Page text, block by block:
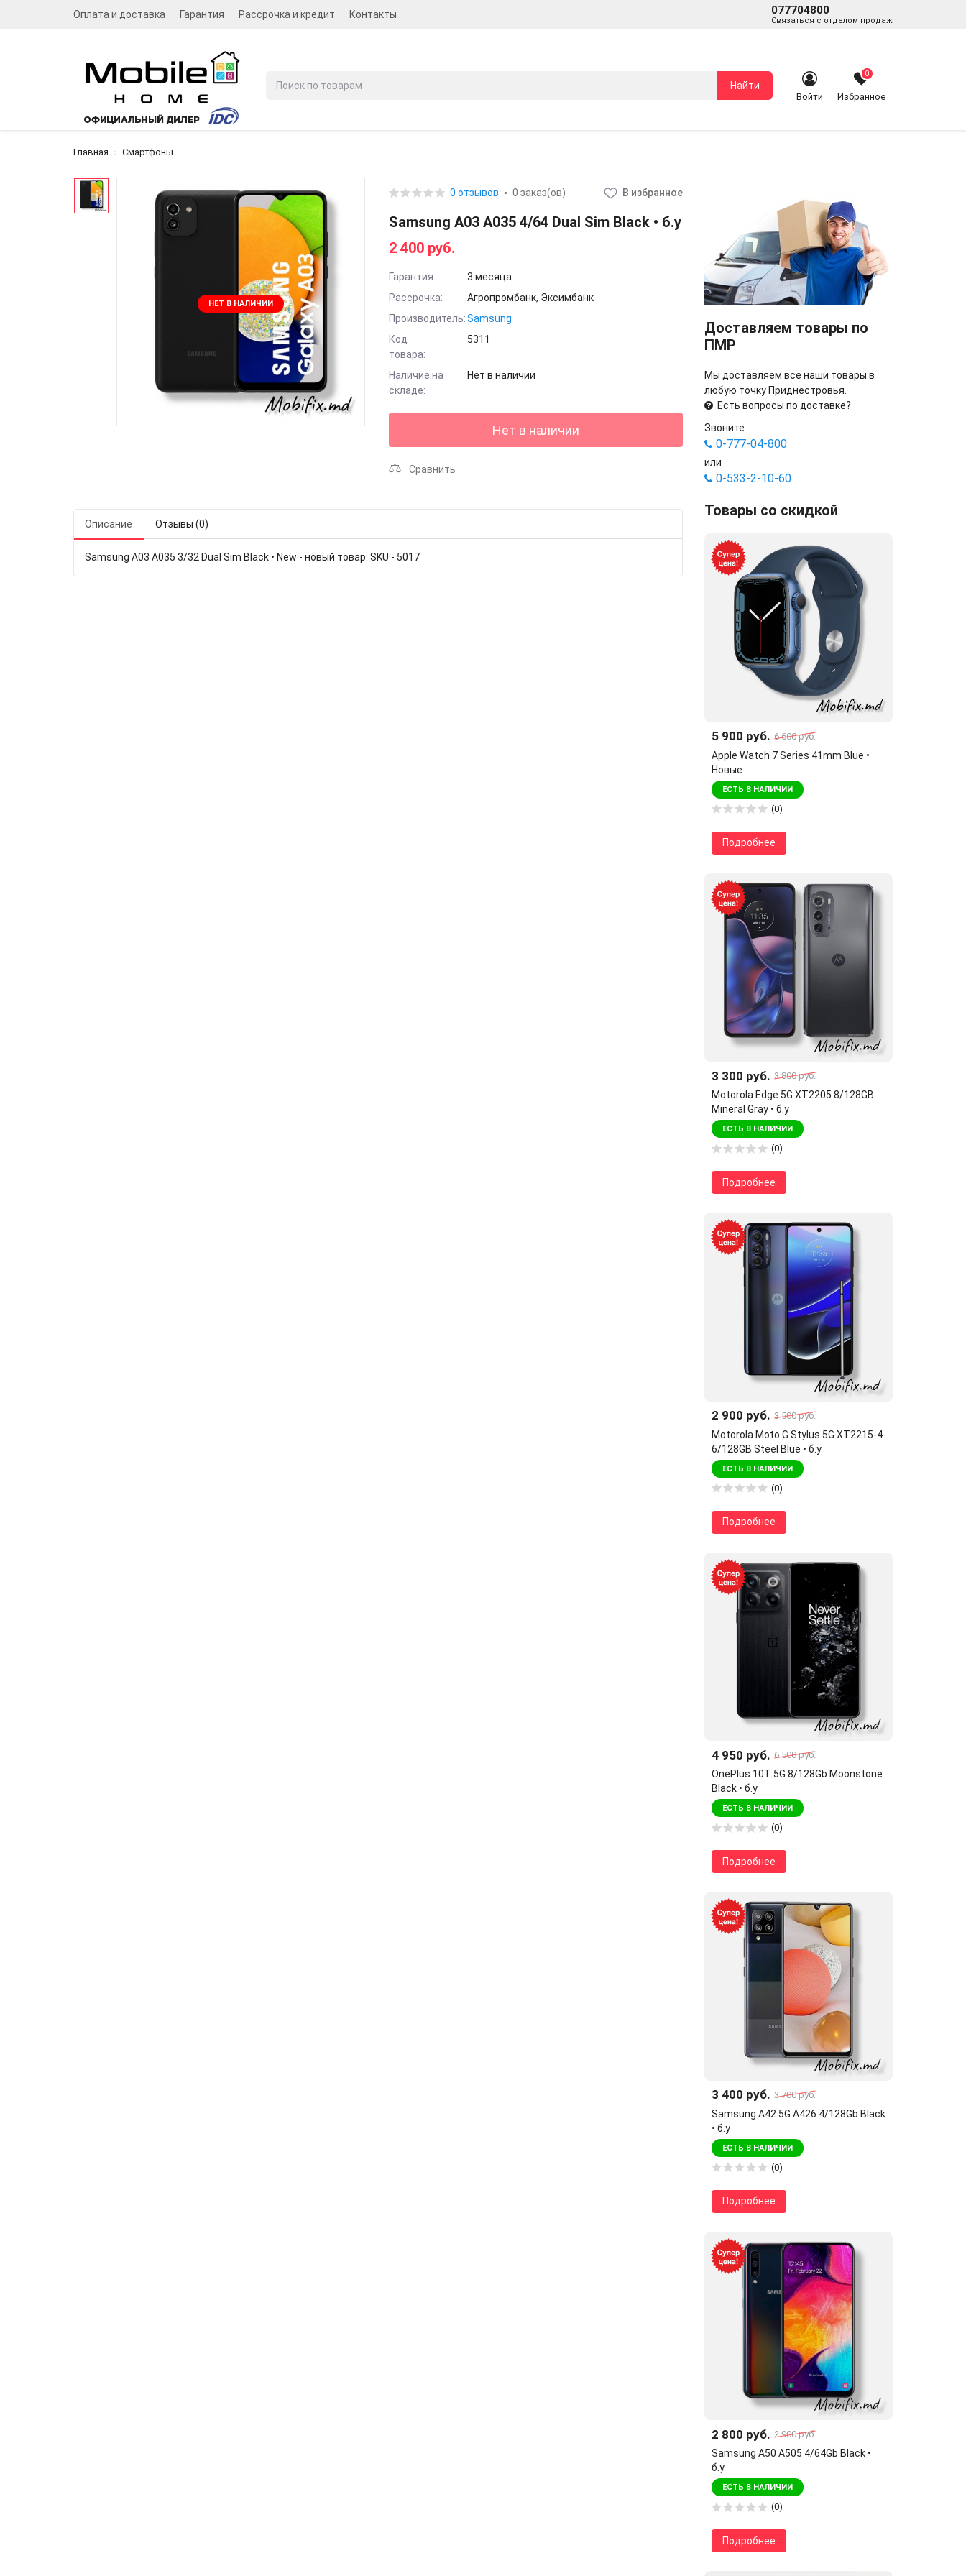
Оплата и доставка Гарантия Рассрочка и кредит Контакты 077704800
Связаться с отделом продаж
Найти
Войти
0
Избранное
Главная Смартфоны
НЕТ В НАЛИЧИИ
0 отзывов 0 заказ(ов) В избранное
Samsung A03 A035 4/64 Dual Sim Black • б.у
2 400 руб.
Гарантия:
3 месяца
Рассрочка:
Агропромбанк, Эксимбанк
Производитель: Samsung
Код
товара:
5311
Наличие на
складе:
Нет в наличии
Нет в наличии
Сравнить
Описание Отзывы (0)
Samsung A03 A035 3/32 Dual Sim Black • New - новый товар: SKU - 5017
Доставляем товары по
ПМР
Мы доставляем все наши товары в
любую точку Приднестровья.
Есть вопросы по доставке?
Звоните:
0-777-04-800
или
0-533-2-10-60
Товары со скидкой
5 900 руб. 6 600 руб.
Apple Watch 7 Series 41mm Blue •
Новые
ЕСТЬ В НАЛИЧИИ
(0)
Подробнее
3 300 руб. 3 800 руб.
Motorola Edge 5G XT2205 8/128GB
Mineral Gray • б.у
ЕСТЬ В НАЛИЧИИ
(0)
Подробнее
2 900 руб. 3 500 руб.
Motorola Moto G Stylus 5G XT2215-4
6/128GB Steel Blue • б.у
ЕСТЬ В НАЛИЧИИ
(0)
Подробнее
4 950 руб. 6 500 руб.
OnePlus 10T 5G 8/128Gb Moonstone
Black • б.у
ЕСТЬ В НАЛИЧИИ
(0)
Подробнее
3 400 руб. 3 700 руб.
Samsung A42 5G A426 4/128Gb Black
• б.у
ЕСТЬ В НАЛИЧИИ
(0)
Подробнее
2 800 руб. 2 900 руб.
Samsung A50 A505 4/64Gb Black •
б.у
ЕСТЬ В НАЛИЧИИ
(0)
Подробнее